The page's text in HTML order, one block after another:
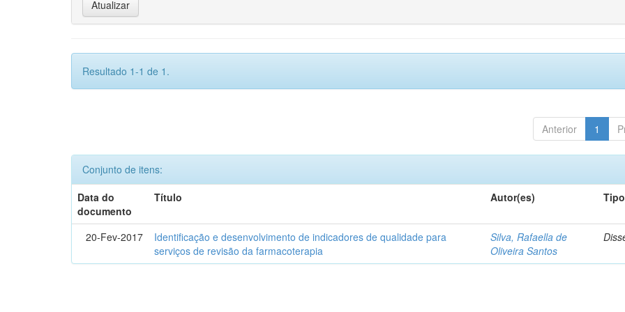
Resultado 1-1 de 1.
Anterior 1
Conjunto de itens:
Data do
documento
Título Autor(es) Tipo
20-Fev-2017
Identificação e desenvolvimento de indicadores de qualidade para
serviços de revisão da farmacoterapia
Silva, Rafaella de
Oliveira Santos